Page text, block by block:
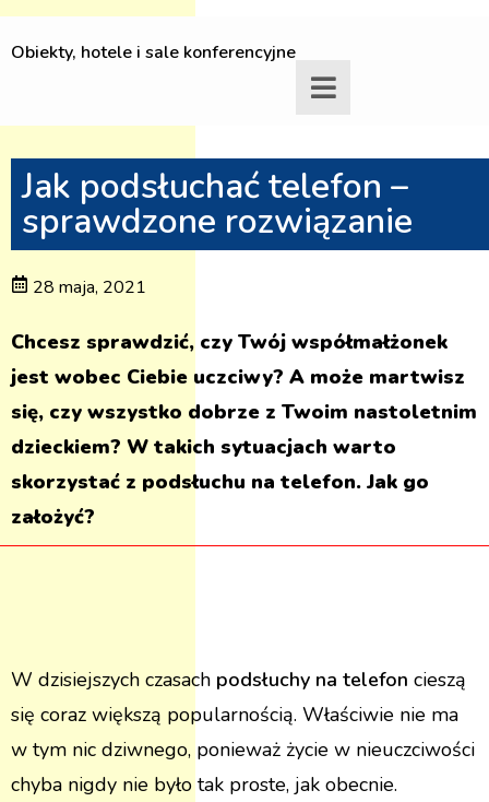
Obiekty, hotele i sale konferencyjne
Jak podsłuchać telefon –
sprawdzone rozwiązanie
28 maja, 2021
Chcesz sprawdzić, czy Twój współmałżonek
jest wobec Ciebie uczciwy? A może martwisz
się, czy wszystko dobrze z Twoim nastoletnim
dzieckiem? W takich sytuacjach warto
skorzystać z podsłuchu na telefon. Jak go
założyć?
W dzisiejszych czasach podsłuchy na telefon cieszą
się coraz większą popularnością. Właściwie nie ma
w tym nic dziwnego, ponieważ życie w nieuczciwości
chyba nigdy nie było tak proste, jak obecnie.